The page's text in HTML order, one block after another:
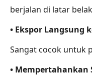
berjalan di latar
• Ekspor Langsung
Sangat cocok untuk
•